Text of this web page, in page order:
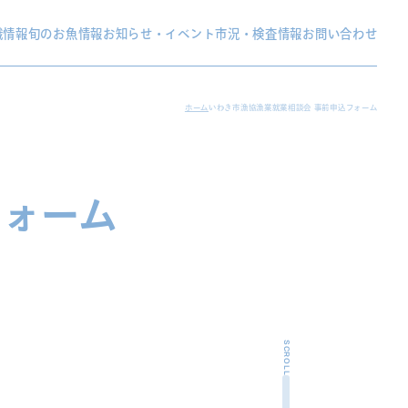
情報旬のお魚情報お知らせ・イベント市況・検査情報お問い合わせ
ホーム いわき市漁協漁業就業相談会 事前申込フォーム
ーム
SCROLL